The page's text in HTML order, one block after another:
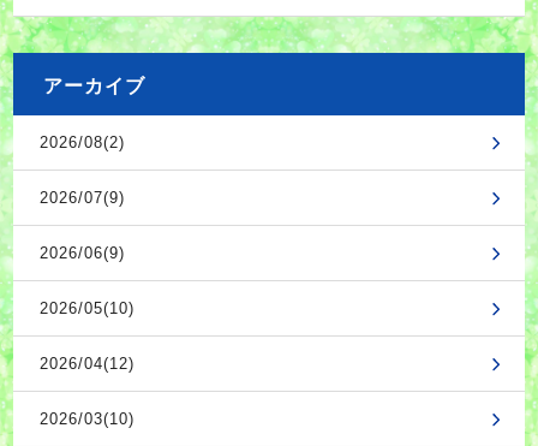
アーカイブ
2026/08(2)
2026/07(9)
2026/06(9)
2026/05(10)
2026/04(12)
2026/03(10)